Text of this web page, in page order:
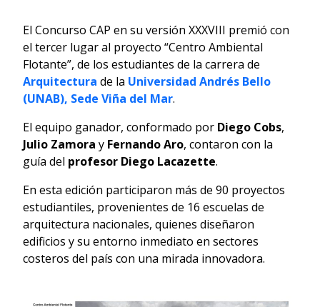
El Concurso CAP en su versión XXXVIII premió con
el tercer lugar al proyecto “Centro Ambiental
Flotante”, de los estudiantes de la carrera de
Arquitectura de la Universidad Andrés Bello
(UNAB), Sede Viña del Mar.
El equipo ganador, conformado por Diego Cobs,
Julio Zamora y Fernando Aro, contaron con la
guía del profesor Diego Lacazette.
En esta edición participaron más de 90 proyectos
estudiantiles, provenientes de 16 escuelas de
arquitectura nacionales, quienes diseñaron
edificios y su entorno inmediato en sectores
costeros del país con una mirada innovadora.